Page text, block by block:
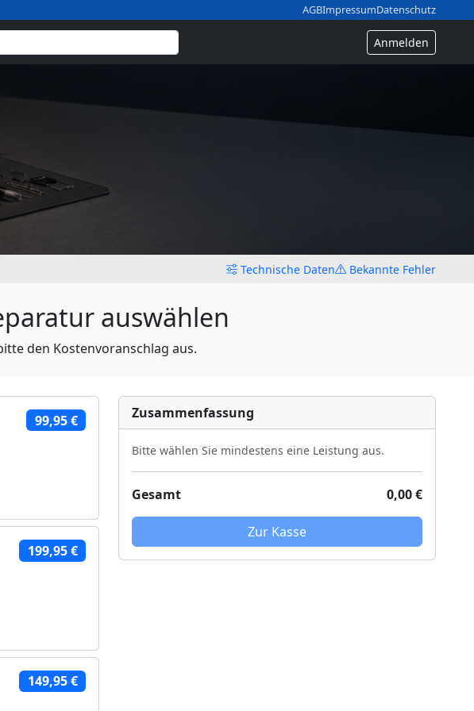
AGBImpressumDatenschutz
Anmelden
Technische Daten Bekannte Fehler
auswählen
den Kostenvoranschlag aus.
99,95 €
199,95 €
149,95 €
Zusammenfassung
Bitte wählen Sie mindestens eine Leistung aus.
Gesamt 0,00 €
Zur Kasse